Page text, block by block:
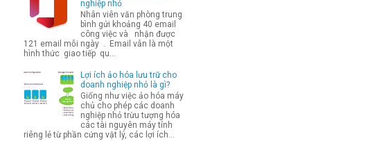
nghiệp nhỏ
Nhân viên văn phòng trung
bình gửi khoảng 40 email
công việc và nhận được
121 email mỗi ngày . Email vẫn là một
hình thức giao tiếp qu...
Lợi ích ảo hóa lưu trữ cho
doanh nghiệp nhỏ là gì?
Giống như việc ảo hóa máy
chủ cho phép các doanh
nghiệp nhỏ trừu tượng hóa
các tài nguyên máy tính
riêng lẻ từ phần cứng vật lý, các lợi ích...